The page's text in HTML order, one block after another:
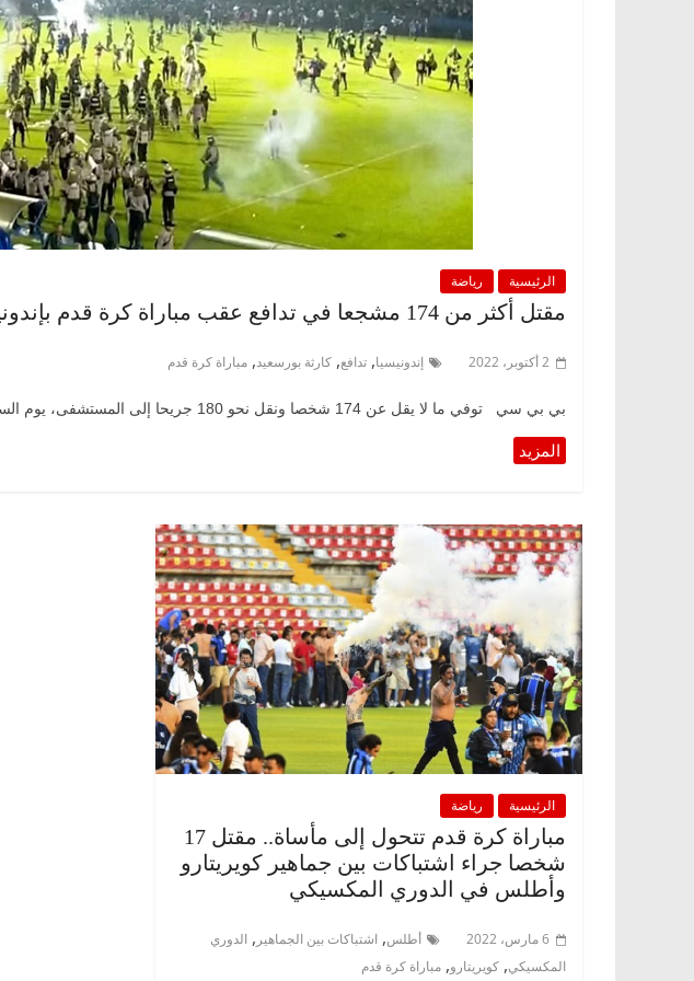
الرئيسية رياضة
مقتل أكثر من 174 مشجعا في تدافع عقب مباراة كرة قدم بإندونيسيا
2 أكتوبر، 2022 إندونيسيا, تدافع, كارثة بورسعيد, مباراة كرة قدم
بي بي سي توفي ما لا يقل عن 174 شخصا ونقل نحو 180 جريحا إلى المستشفى، يوم السبت، بعد
الرئيسية رياضة
مباراة كرة قدم تتحول إلى مأساة.. مقتل 17
شخصا جراء اشتباكات بين جماهير كويريتارو
وأطلس في الدوري المكسيكي
6 مارس، 2022 أطلس, اشتباكات بين الجماهير , الدوري
المكسيكي, كويريتارو, مباراة كرة قدم